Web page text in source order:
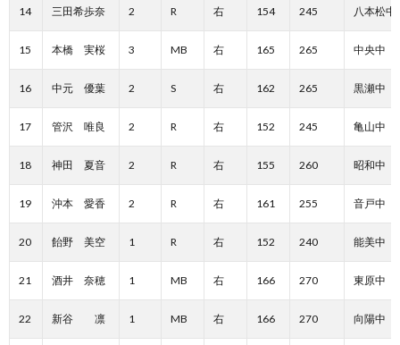
14 三田希歩奈 2 R 右 154 245 八本松中
15 本橋 実桜 3 MB 右 165 265 中央中
16 中元 優葉 2 S 右 162 265 黒瀬中
17 管沢 唯良 2 R 右 152 245 亀山中
18 神田 夏音 2 R 右 155 260 昭和中
19 沖本 愛香 2 R 右 161 255 音戸中
20 飴野 美空 1 R 右 152 240 能美中
21 酒井 奈穂 1 MB 右 166 270 東原中
22 新谷 凛 1 MB 右 166 270 向陽中